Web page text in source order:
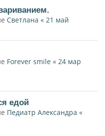
Светлана « 21 май
Forever smile « 24 мар
едой
Педиатр Александра «